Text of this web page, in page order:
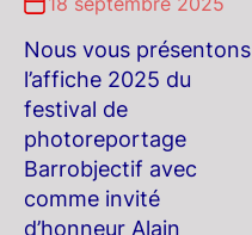
Nous vous présentons
l’affiche 2025 du
festival de
photoreportage
Barrobjectif avec
comme invité
d’honneur Alain